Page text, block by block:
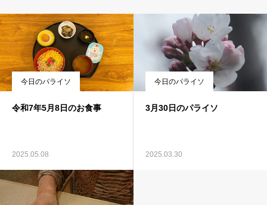
今日のパライソ
令和7年5月8日のお食事
2025.05.08
今日のパライソ
3月30日のパライソ
2025.03.30